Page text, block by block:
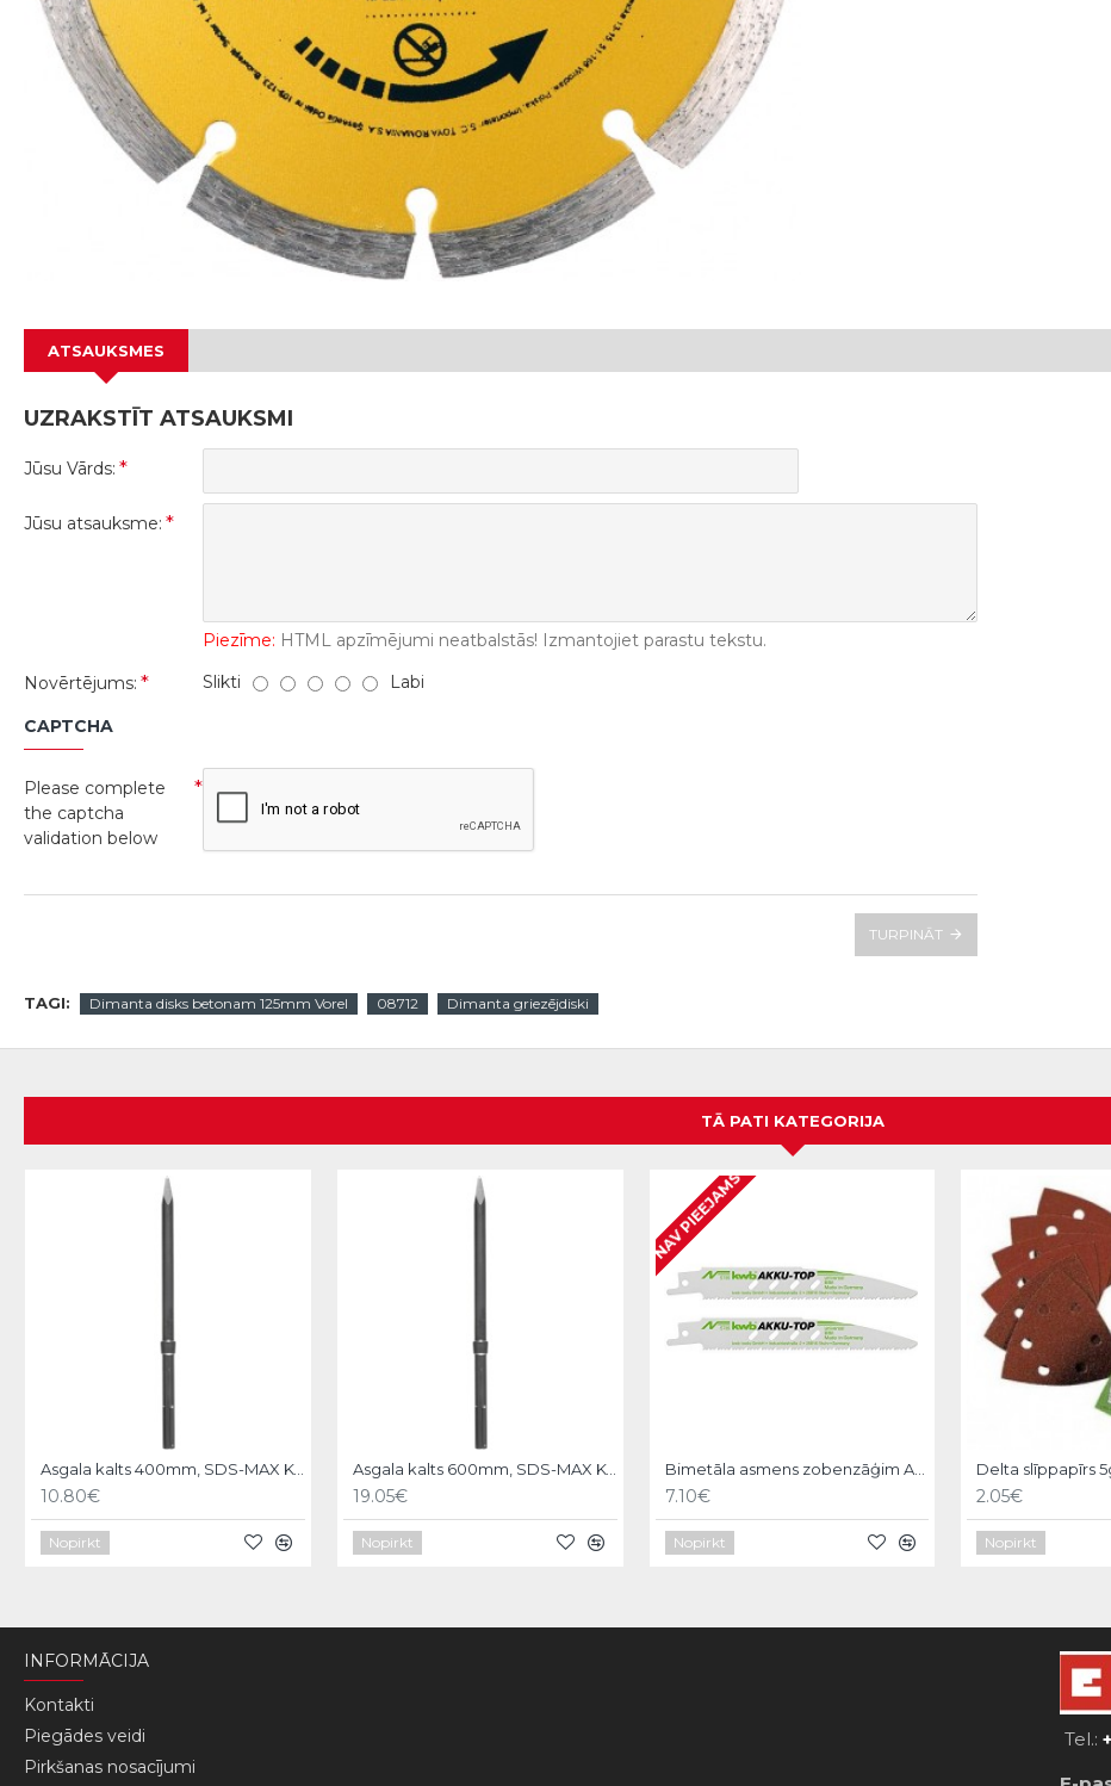
ATSAUKSMES
UZRAKSTĪT ATSAUKSMI
Jūsu Vārds:
Jūsu atsauksme:
Piezīme: HTML apzīmējumi neatbalstās! Izmantojiet parastu tekstu.
Novērtējums:
Slikti Labi
CAPTCHA
Please complete
the captcha
validation below
TURPINĀT
TAGI: Dimanta disks betonam 125mm Vorel 08712 Dimanta griezējdiski
TĀ PATI KATEGORIJA
Asgala kalts 400mm, SDS-MAX KWB
10.80€
Nopirkt
Asgala kalts 600mm, SDS-MAX KWB
19.05€
Nopirkt
NAV PIEEJAMS
Bimetāla asmens zobenzāģim AKKU-TOP,150/130mm,2gb, KWB
7.10€
Nopirkt
Delta slīppapīrs
2.05€
Nopirkt
INFORMĀCIJA
Kontakti
Piegādes veidi
Pirkšanas nosacījumi
Tel.: